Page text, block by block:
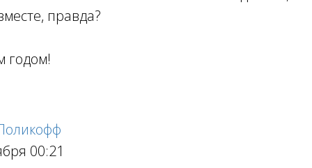
правда?
годом!
00:21